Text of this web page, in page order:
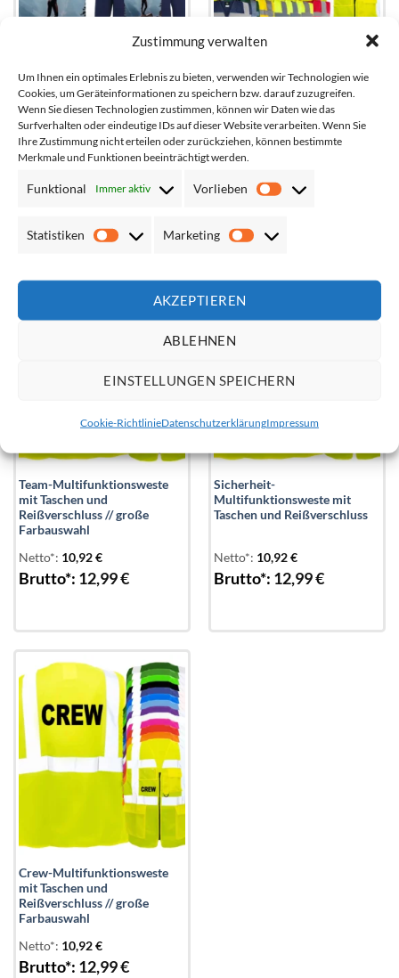
Zustimmung verwalten
Um Ihnen ein optimales Erlebnis zu bieten, verwenden wir Technologien wie
Cookies, um Geräteinformationen zu speichern bzw. darauf zuzugreifen.
Wenn Sie diesen Technologien zustimmen, können wir Daten wie das
Surfverhalten oder eindeutige IDs auf dieser Website verarbeiten. Wenn Sie
Ihre Zustimmung nicht erteilen oder zurückziehen, können bestimmte
Merkmale und Funktionen beeinträchtigt werden.
Funktional Immer aktiv Vorlieben
Vorlieben
Statistiken
Statistiken
Marketing
Marketing
AKZEPTIEREN
ABLEHNEN
EINSTELLUNGEN SPEICHERN
Cookie-RichtlinieDatenschutzerklärungImpressum
Hochwertiger Hoodie /
Kapuzenjacke // weiches
Mischgewebe // vollfarbig
bedruckt
Brutto*:39,90€
Unbedruckte Multifunktions-
Warnweste mit
Schulterstreifen, Taschen und
Reißverschluss
Brutto*: 9,49€
Team-Multifunktionsweste
mit Taschen und
Reißverschluss // große
Farbauswahl
Netto*: 10,92€
Brutto*: 12,99€
Sicherheit-
Multifunktionsweste mit
Taschen und Reißverschluss
Netto*: 10,92€
Brutto*: 12,99€
Add to
wishlist
Crew-Multifunktionsweste
mit Taschen und
Reißverschluss // große
Farbauswahl
Netto*: 10,92€
Brutto*: 12,99€